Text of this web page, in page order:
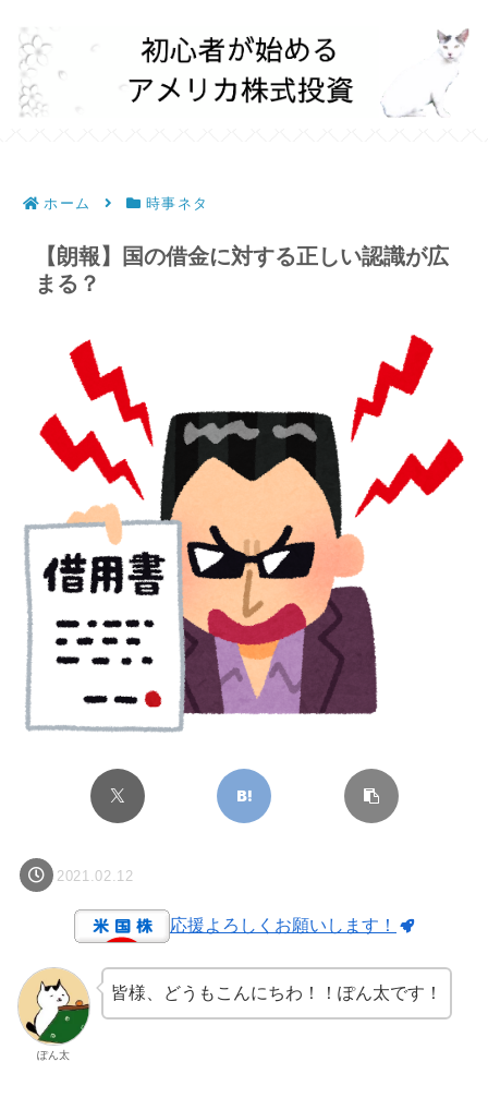
ホーム 時事ネタ
【朗報】国の借金に対する正しい認識が広
まる？
2021.02.12
応援よろしくお願いします！
ぽん太
皆様、どうもこんにちわ！！ぽん太です！